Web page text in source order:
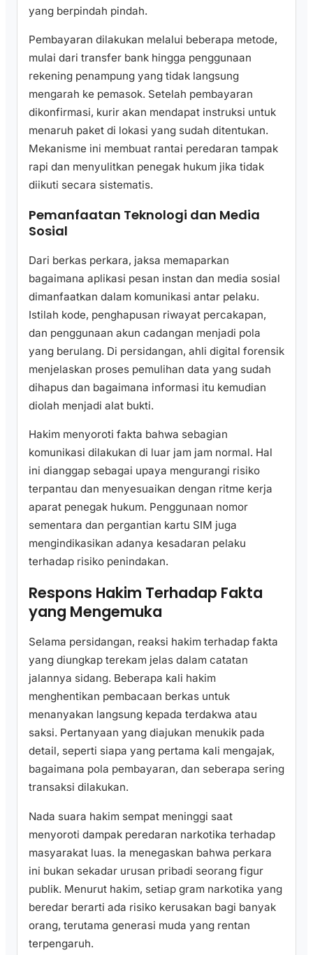
yang berpindah pindah.
Pembayaran dilakukan melalui beberapa metode,
mulai dari transfer bank hingga penggunaan
rekening penampung yang tidak langsung
mengarah ke pemasok. Setelah pembayaran
dikonfirmasi, kurir akan mendapat instruksi untuk
menaruh paket di lokasi yang sudah ditentukan.
Mekanisme ini membuat rantai peredaran tampak
rapi dan menyulitkan penegak hukum jika tidak
diikuti secara sistematis.
Pemanfaatan Teknologi dan Media
Sosial
Dari berkas perkara, jaksa memaparkan
bagaimana aplikasi pesan instan dan media sosial
dimanfaatkan dalam komunikasi antar pelaku.
Istilah kode, penghapusan riwayat percakapan,
dan penggunaan akun cadangan menjadi pola
yang berulang. Di persidangan, ahli digital forensik
menjelaskan proses pemulihan data yang sudah
dihapus dan bagaimana informasi itu kemudian
diolah menjadi alat bukti.
Hakim menyoroti fakta bahwa sebagian
komunikasi dilakukan di luar jam jam normal. Hal
ini dianggap sebagai upaya mengurangi risiko
terpantau dan menyesuaikan dengan ritme kerja
aparat penegak hukum. Penggunaan nomor
sementara dan pergantian kartu SIM juga
mengindikasikan adanya kesadaran pelaku
terhadap risiko penindakan.
Respons Hakim Terhadap Fakta
yang Mengemuka
Selama persidangan, reaksi hakim terhadap fakta
yang diungkap terekam jelas dalam catatan
jalannya sidang. Beberapa kali hakim
menghentikan pembacaan berkas untuk
menanyakan langsung kepada terdakwa atau
saksi. Pertanyaan yang diajukan menukik pada
detail, seperti siapa yang pertama kali mengajak,
bagaimana pola pembayaran, dan seberapa sering
transaksi dilakukan.
Nada suara hakim sempat meninggi saat
menyoroti dampak peredaran narkotika terhadap
masyarakat luas. Ia menegaskan bahwa perkara
ini bukan sekadar urusan pribadi seorang figur
publik. Menurut hakim, setiap gram narkotika yang
beredar berarti ada risiko kerusakan bagi banyak
orang, terutama generasi muda yang rentan
terpengaruh.